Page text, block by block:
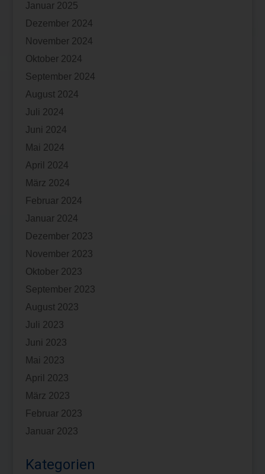
Januar 2025
Dezember 2024
November 2024
Oktober 2024
September 2024
August 2024
Juli 2024
Juni 2024
Mai 2024
April 2024
März 2024
Februar 2024
Januar 2024
Dezember 2023
November 2023
Oktober 2023
September 2023
August 2023
Juli 2023
Juni 2023
Mai 2023
April 2023
März 2023
Februar 2023
Januar 2023
Kategorien